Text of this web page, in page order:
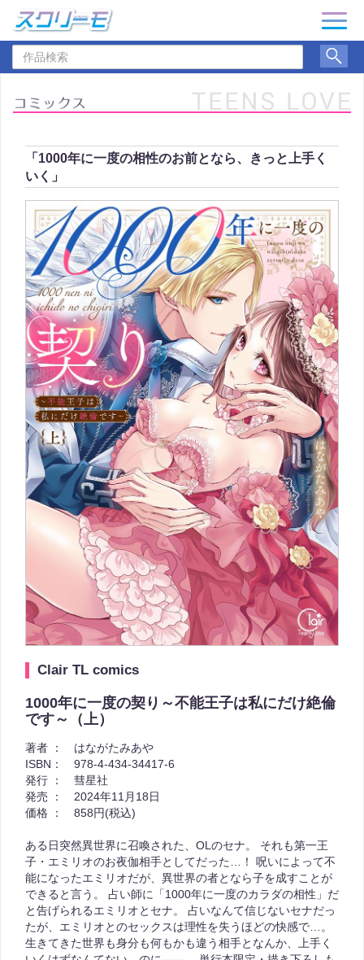
品
索
ナ
ゲ
ー
ョ
ン
「1000年に一度の相性のお前となら、きっと上手く
いく」
Clair TL comics
1000年に一度の契り～不能王子は私にだけ絶倫
です～（上）
著者 ：
はながたみあや
ISBN：
978-4-434-34417-6
発行 ：
彗星社
発売 ：
2024年11月18日
価格 ：
858円(税込)
ある日突然異世界に召喚された、OLのセナ。 それも第一王
子・エミリオのお夜伽相手としてだった…！ 呪いによって不
能になったエミリオだが、異世界の者となら子を成すことが
できると言う。 占い師に「1000年に一度のカラダの相性」だ
と告げられるエミリオとセナ。 占いなんて信じないセナだっ
たが、エミリオとのセックスは理性を失うほどの快感で…。
生きてきた世界も身分も何もかも違う相手となんか、上手く